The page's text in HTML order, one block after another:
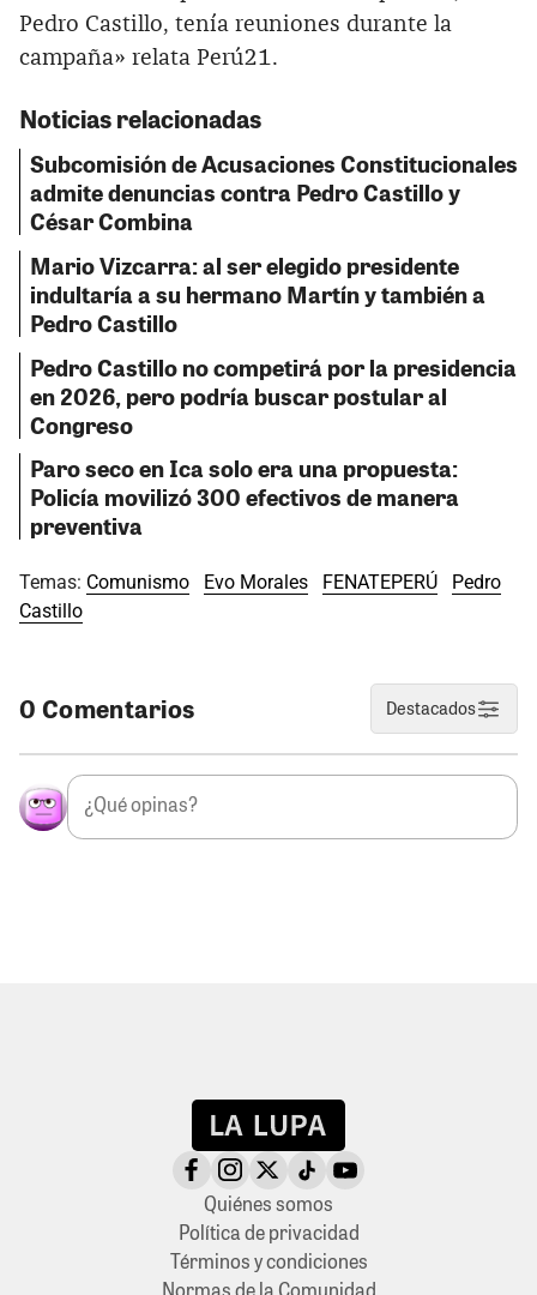
Pedro Castillo, tenía reuniones durante la
campaña» relata Perú21.
Noticias relacionadas
Subcomisión de Acusaciones Constitucionales
admite denuncias contra Pedro Castillo y
César Combina
Mario Vizcarra: al ser elegido presidente
indultaría a su hermano Martín y también a
Pedro Castillo
Pedro Castillo no competirá por la presidencia
en 2026, pero podría buscar postular al
Congreso
Paro seco en Ica solo era una propuesta:
Policía movilizó 300 efectivos de manera
preventiva
Temas: Comunismo Evo Morales FENATEPERÚ
Pedro
Castillo
0 Comentarios Destacados
Quiénes somos
Política de privacidad
Términos y condiciones
Normas de la Comunidad